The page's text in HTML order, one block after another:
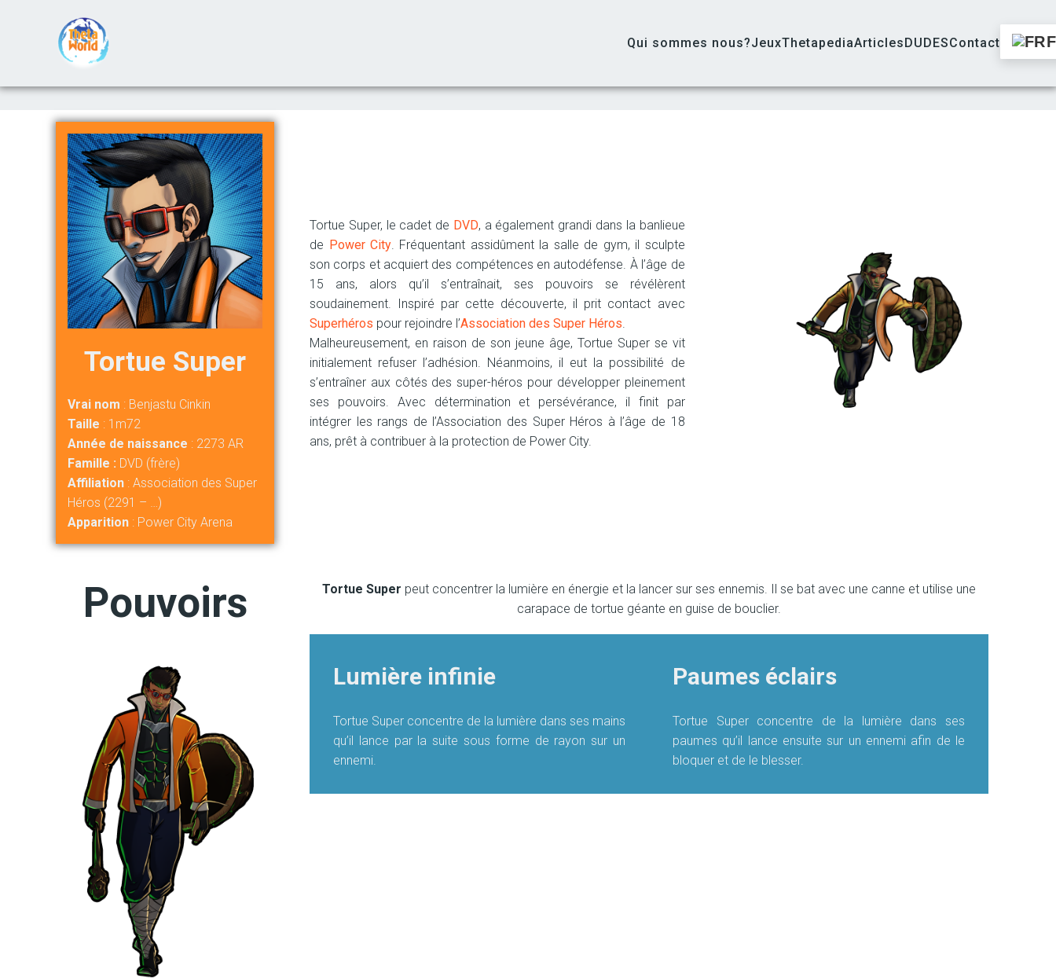
Qui sommes nous?JeuxThetapediaArticlesDUDESContact
Tortue Super
Vrai nom : Benjastu Cinkin
Taille : 1m72
Année de naissance : 2273 AR
Famille : DVD (frère)
Affiliation : Association des Super
Héros (2291 – …)
Apparition : Power City Arena
Tortue Super, le cadet de DVD, a également grandi dans la banlieue
de Power City . Fréquentant assidûment la salle de gym, il sculpte
son corps et acquiert des compétences en autodéfense. À l’âge de
15 ans, alors qu’il s’entraînait, ses pouvoirs se révélèrent
soudainement. Inspiré par cette découverte, il prit contact avec
Superhéros pour rejoindre l’Association des Super Héros
Malheureusement, en raison de son jeune âge, Tortue Super se vit
initialement refuser l’adhésion. Néanmoins, il eut la possibilité de
s’entraîner aux côtés des super-héros pour développer pleinement
ses pouvoirs. Avec détermination et persévérance, il finit par
intégrer les rangs de l’Association des Super Héros à l’âge de 18
ans, prêt à contribuer à la protection de Power City.
Pouvoirs Tortue Super peut concentrer la lumière en énergie et la lancer sur ses ennemis. Il se bat avec une canne et utilise une
carapace de tortue géante en guise de bouclier.
Lumière infinie
Tortue Super concentre de la lumière dans ses mains
qu’il lance par la suite sous forme de rayon sur un
ennemi.
Paumes éclairs
Tortue Super concentre de la lumière dans ses
paumes qu’il lance ensuite sur un ennemi afin de le
bloquer et de le blesser.